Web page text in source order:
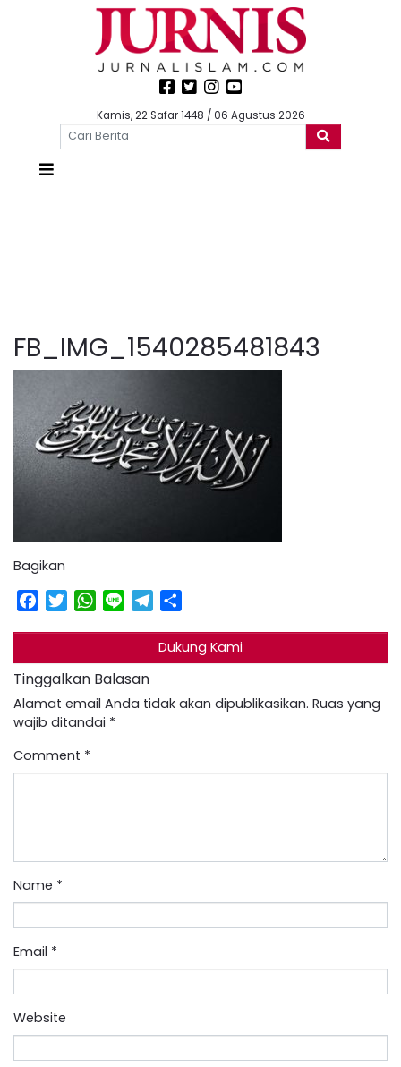
Kamis, 22 Safar 1448 / 06 Agustus 2026
FB_IMG_1540285481843
Bagikan
Facebook
TwitterWhatsApp
Line Telegram
Dukung Kami
Tinggalkan Balasan
Alamat email Anda tidak akan dipublikasikan. Ruas yang
wajib ditandai *
Comment *
Name *
Email *
Website